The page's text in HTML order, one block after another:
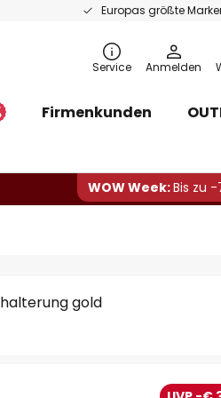
Europas größte
Service Anmelden
Firmenkunden
WOW Week:Bis zu -
gold